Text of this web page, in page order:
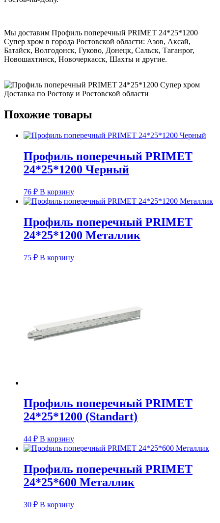
Мы доставим Профиль поперечный PRIMET 24*25*1200
Супер хром в города Ростовской области: Азов, Аксай,
Батайск, Волгодонск, Гуково, Донецк, Сальск, Таганрог,
Новошахтинск, Новочеркасск, Шахты и другие.
Похожие товары
Профиль поперечный PRIMET
24*25*1200 Черный
76 ₽ В корзину
Профиль поперечный PRIMET
24*25*1200 Металлик
75 ₽ В корзину
Профиль поперечный PRIMET
24*25*1200 (Standart)
44 ₽ В корзину
Профиль поперечный PRIMET
24*25*600 Металлик
30 ₽ В корзину